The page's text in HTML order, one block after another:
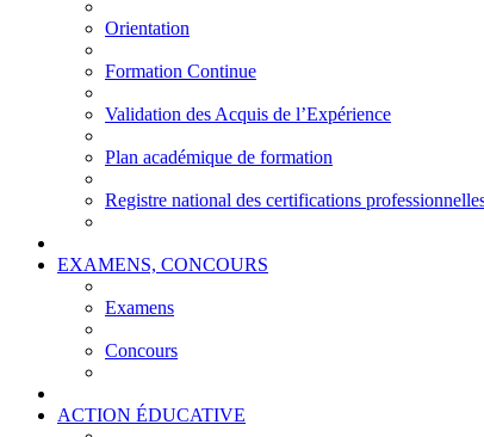
Orientation
Formation Continue
Validation des Acquis de l’Expérience
Plan académique de formation
Registre national des certifications
EXAMENS, CONCOURS
Examens
Concours
ACTION ÉDUCATIVE